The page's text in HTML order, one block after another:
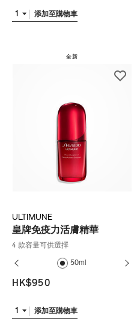
1 添加至購物車
全新
ULTIMUNE
皇牌免疫力活膚精華
4 款容量可供選擇
50ml
HK$950
1 添加至購物車